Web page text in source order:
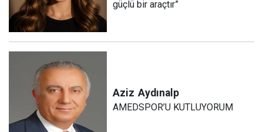
güçlü bir araçtır”
Aziz Aydınalp
AMEDSPOR’U KUTLUYORUM